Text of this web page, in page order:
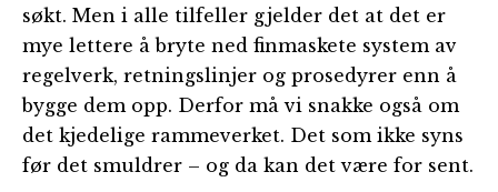
søkt. Men i alle tilfeller gjelder det at det er
mye lettere å bryte ned finmaskete system av
regelverk, retningslinjer og prosedyrer enn å
bygge dem opp. Derfor må vi snakke også om
det kjedelige rammeverket. Det som ikke syns
før det smuldrer – og da kan det være for sent.